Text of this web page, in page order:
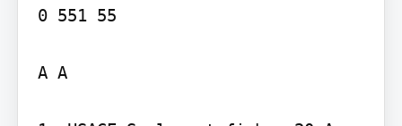
0 551 55
A A